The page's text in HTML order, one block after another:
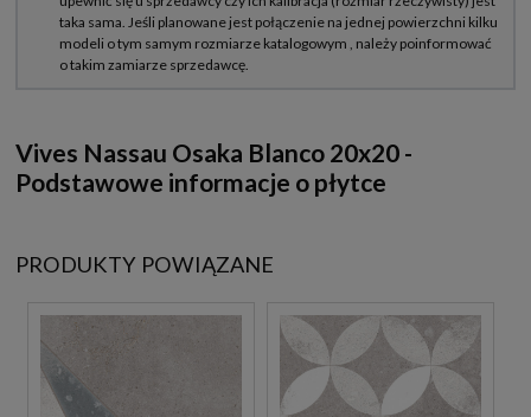
Vives Nassau Osaka Blanco 20x20 -
Podstawowe informacje o płytce
PRODUKTY POWIĄZANE